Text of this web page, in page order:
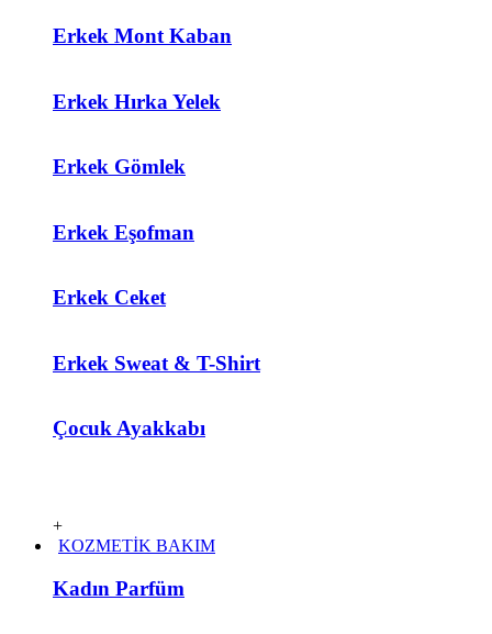
Erkek Mont Kaban
Erkek Hırka Yelek
Erkek Gömlek
Erkek Eşofman
Erkek Ceket
Erkek Sweat & T-Shirt
Çocuk Ayakkabı
+
KOZMETİK BAKIM
Kadın Parfüm